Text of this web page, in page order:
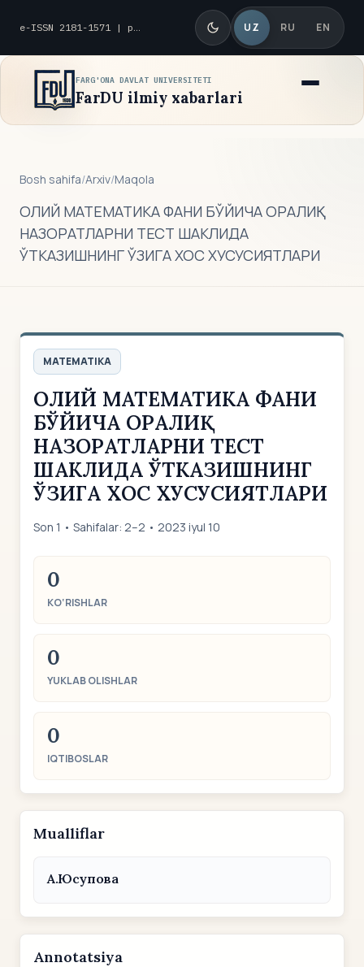
e-ISSN 2181-1571 | p-ISSN 2010-8419 UZ RU EN
FARG'ONA DAVLAT UNIVERSITETI
FarDU ilmiy xabarlari
Bosh sahifa/Arxiv/Maqola
ОЛИЙ МАТЕМАТИКА ФАНИ БЎЙИЧА ОРАЛИҚ
НАЗОРАТЛАРНИ ТЕСТ ШАКЛИДА
ЎТКАЗИШНИНГ ЎЗИГА ХОС ХУСУСИЯТЛАРИ
MATEMATIKA
ОЛИЙ МАТЕМАТИКА ФАНИ
БЎЙИЧА ОРАЛИҚ
НАЗОРАТЛАРНИ ТЕСТ
ШАКЛИДА ЎТКАЗИШНИНГ
ЎЗИГА ХОС ХУСУСИЯТЛАРИ
Son 1 • Sahifalar: 2–2 • 2023 iyul 10
0
KO‘RISHLAR
0
YUKLAB OLISHLAR
0
IQTIBOSLAR
Mualliflar
А.Юсупова
Annotatsiya